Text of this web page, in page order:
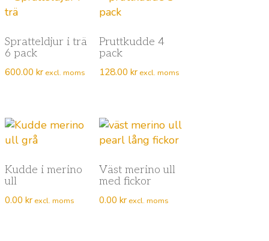
Spratteldjur i trä
6 pack
600.00 kr excl. moms
Pruttkudde 4
pack
128.00kr excl. moms
Kudde i merino
ull
0.00 kr excl. moms
Väst merino ull
med fickor
0.00kr excl. moms